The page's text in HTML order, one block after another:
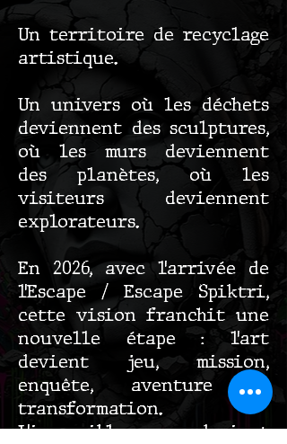
Un territoire de recyclage
artistique.
Un univers où les déchets
deviennent des sculptures,
où les murs deviennent
des planètes, où les
visiteurs deviennent
explorateurs.
En 2026, avec l’arrivée de
l’Escape / Escape Spiktri,
cette vision franchit une
nouvelle étape : l’art
devient jeu, mission,
enquête, aventure et
transformation.
L’impossible devient